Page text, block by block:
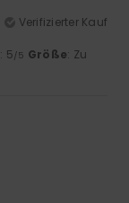
Verifizierter Kauf
: 5/5 Größe: Zu